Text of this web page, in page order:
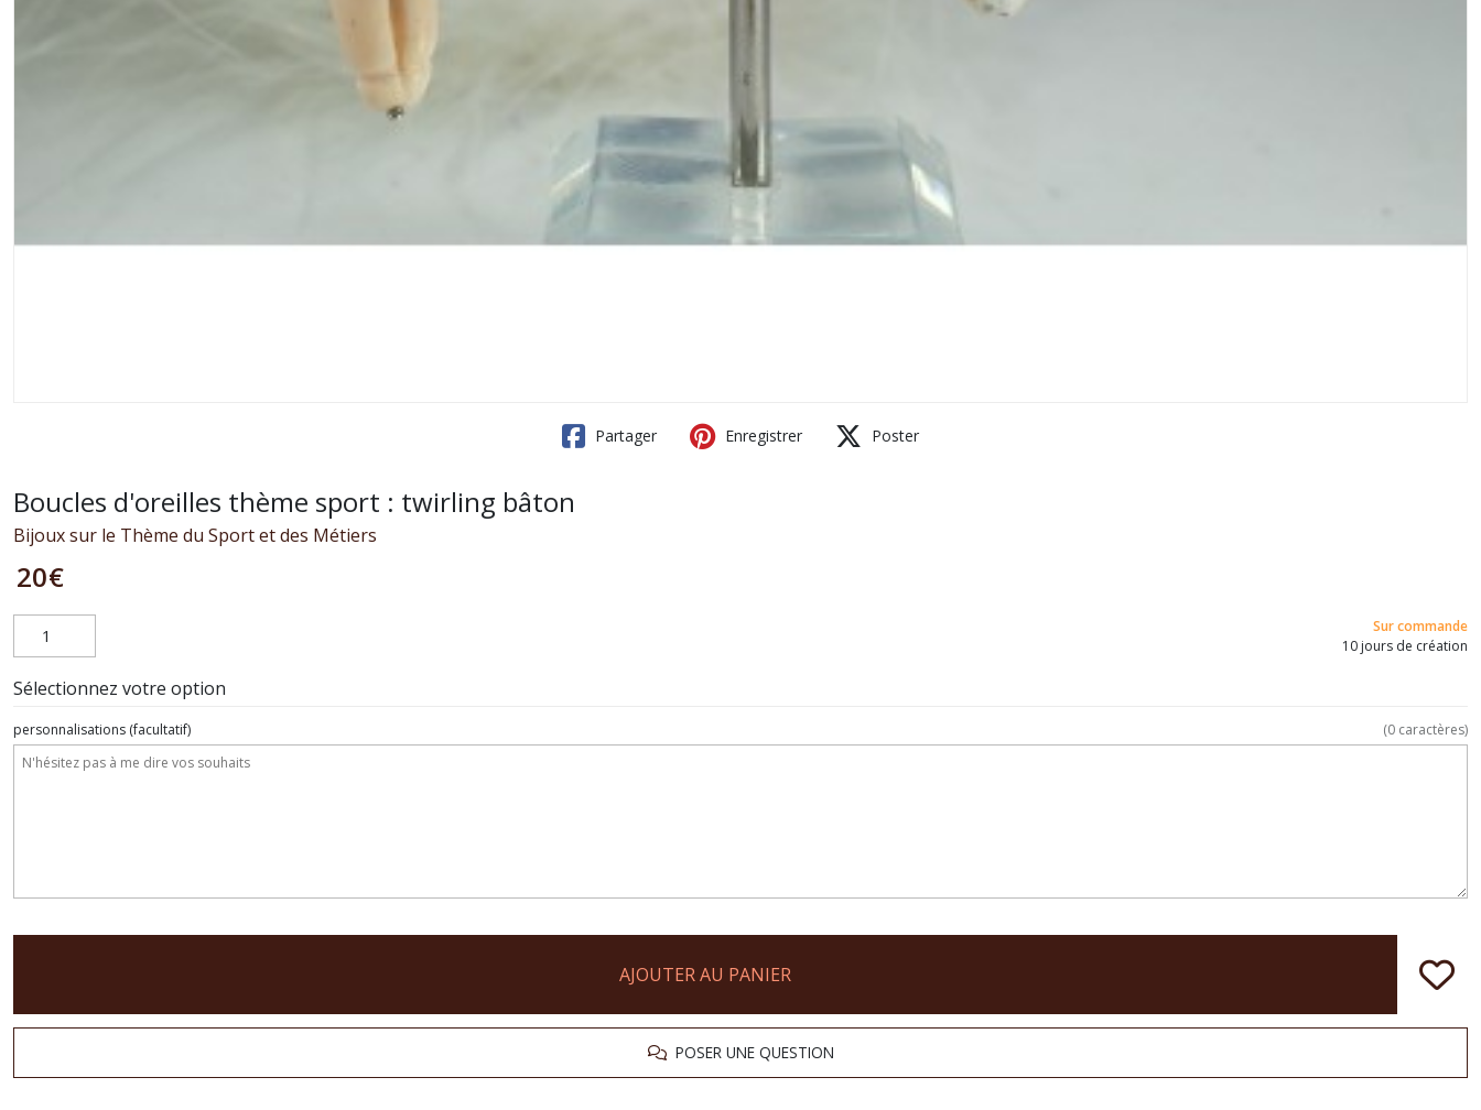
Partager Enregistrer Poster
Boucles d'oreilles thème sport : twirling bâton
Bijoux sur le Thème du Sport et des Métiers
20€
Sur commande
10 jours de création
Sélectionnez votre option
personnalisations (facultatif) (0 caractères)
AJOUTER AU PANIER
POSER UNE QUESTION